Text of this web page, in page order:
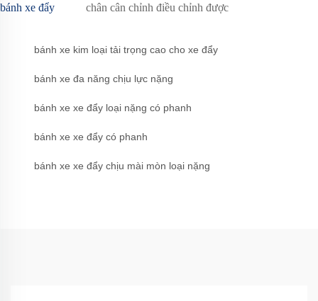
bánh xe đẩy chân cân chỉnh điều chỉnh được
bánh xe kim loại tải trọng cao cho xe đẩy
bánh xe đa năng chịu lực nặng
bánh xe xe đẩy loại nặng có phanh
bánh xe xe đẩy có phanh
bánh xe xe đẩy chịu mài mòn loại nặng